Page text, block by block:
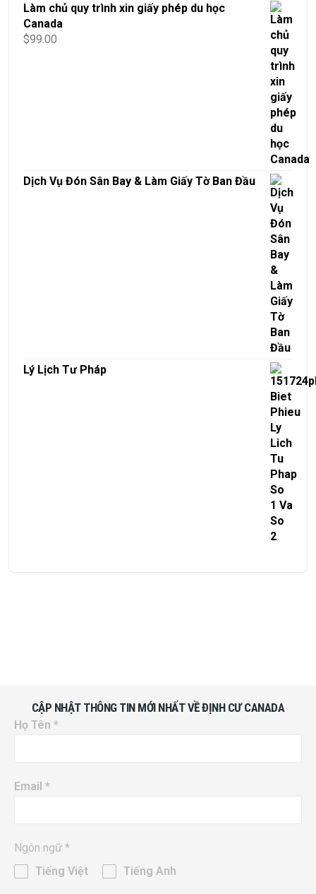
Làm chủ quy trình xin giấy phép du học
Canada
$99.00
Dịch Vụ Đón Sân Bay & Làm Giấy Tờ Ban Đầu
Lý Lịch Tư Pháp
CẬP NHẬT THÔNG TIN MỚI NHẤT VỀ ĐỊNH CƯ CANADA
Họ Tên *
Email *
Ngôn ngữ *
Tiếng Việt
Tiếng Anh